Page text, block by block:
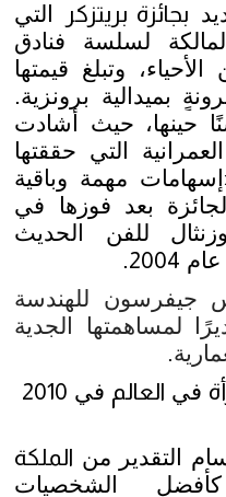
بجائزة بريتزكر
التي
لسلسة فنادق
وتبلغ قيمتها
دولار مقرونةٍ بميدالية برونزية.
حينها، حيث أشادت
التي حققتها
مهمة وباقية
بعد فوزها في
للفن الحديث
عام 2004
.
جيفرسون للهندسة
عام 2007 تقديرًا لمساهمتها الجدية
في العالم في 2010
التقدير من الملكة
الشخصيات